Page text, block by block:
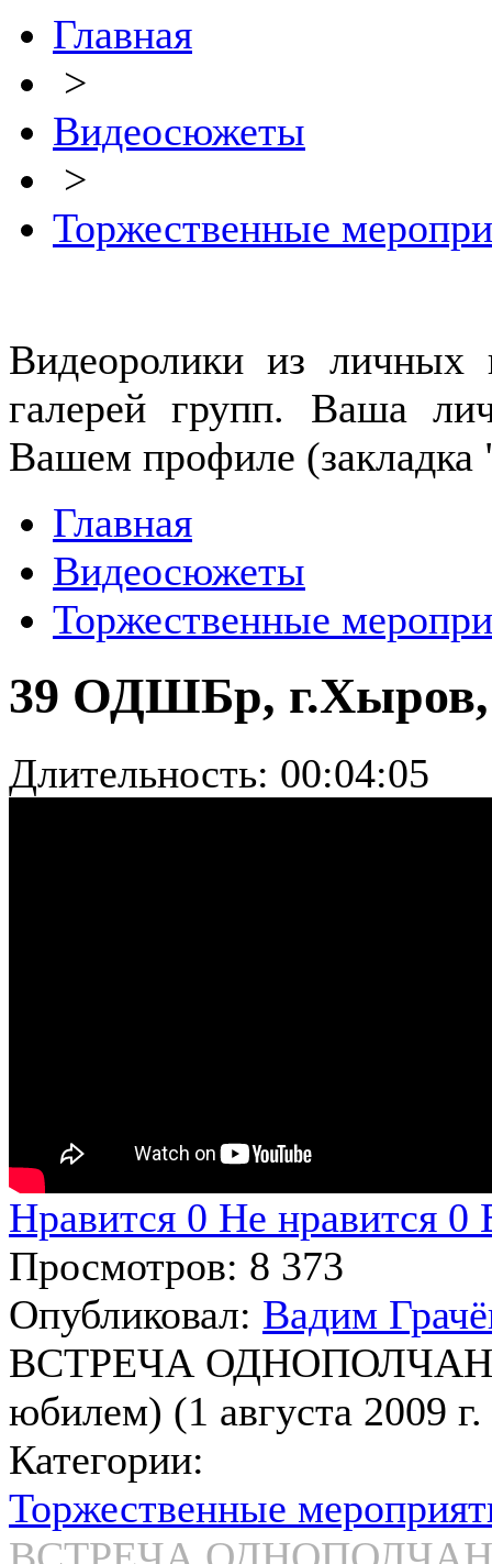
Главная
>
Видеосюжеты
>
Торжественные
Видеоролики из личных
галерей групп. Ваша
Вашем профиле
Главная
Видеосюжеты
Торжественные
39 ОДШБр, г.Хыров,
Длительность: 00:04:05
Нравится 0 Не нравится 0
Просмотров: 8 373
Опубликовал: Вадим
ВСТРЕЧА ОДНОПОЛЧАН
юбилем) (1 августа 2009
Категории:
Торжественные